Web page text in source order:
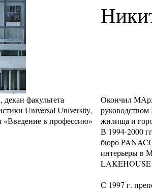
факультета
Universal University,
«Введение в профессию»
Окончил
жилища и
В 1994-2000
бюро
интерьеры в
LAKEHOUSE
С 1997 г.